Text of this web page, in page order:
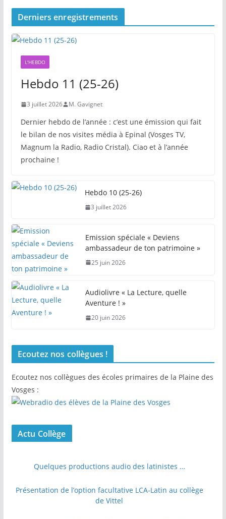
Derniers enregistrements
L'HEBDO
Hebdo 11 (25-26)
3 juillet 2026 M. Gavignet
Dernier hebdo de l’année : c’est une émission qui fait
le bilan de nos visites média à Epinal (Vosges TV,
Magnum la Radio, Radio Cristal). Ciao et à l’année
prochaine !
Hebdo 10 (25-26)
3 juillet 2026
Emission spéciale « Deviens
ambassadeur de ton patrimoine »
25 juin 2026
Audiolivre « La Lecture, quelle
Aventure ! »
20 juin 2026
Ecoutez nos collègues !
Ecoutez nos collègues des écoles primaires de la Plaine des
Vosges :
Actu Collège
Quelques productions audio des latinistes …
Présentation de l’option facultative LCA-Latin au collège
de Vittel